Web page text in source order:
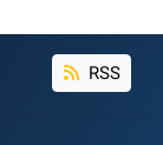
RSS